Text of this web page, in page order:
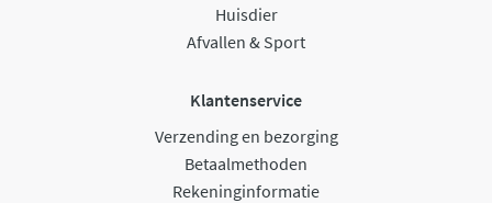
Huisdier
Afvallen & Sport
Klantenservice
Verzending en bezorging
Betaalmethoden
Rekeninginformatie